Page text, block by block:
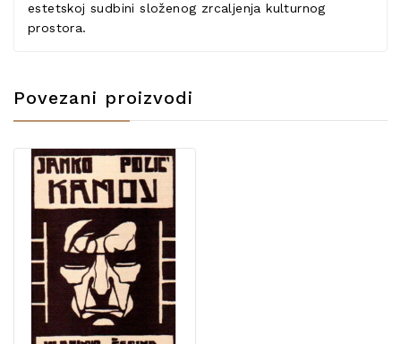
estetskoj sudbini složenog zrcaljenja kulturnog
prostora.
Povezani proizvodi